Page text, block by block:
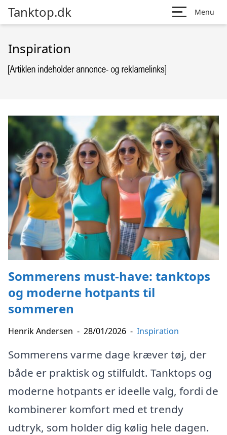
Tanktop.dk Menu
Inspiration
Sommerens must-have: tanktops
og moderne hotpants til
sommeren
Henrik Andersen - 28/01/2026 - Inspiration
Sommerens varme dage kræver tøj, der
både er praktisk og stilfuldt. Tanktops og
moderne hotpants er ideelle valg, fordi de
kombinerer komfort med et trendy
udtryk, som holder dig kølig hele dagen.